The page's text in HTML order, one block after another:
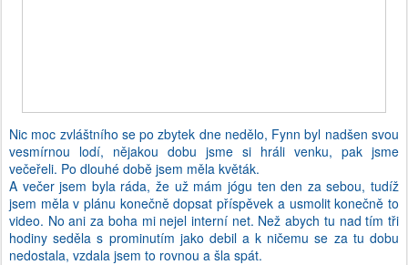
Nic moc zvláštního se po zbytek dne nedělo, Fynn byl nadšen svou
vesmírnou lodí, nějakou dobu jsme si hráli venku, pak jsme
večeřeli. Po dlouhé době jsem měla květák.
A večer jsem byla ráda, že už mám jógu ten den za sebou, tudíž
jsem měla v plánu konečně dopsat příspěvek a usmolit konečně to
video. No ani za boha mi nejel interní net. Než abych tu nad tím tři
hodiny seděla s prominutím jako debil a k ničemu se za tu dobu
nedostala, vzdala jsem to rovnou a šla spát.